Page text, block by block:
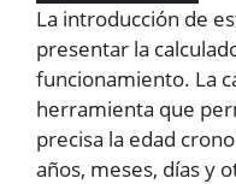
La introducción de
presentar la
funcionamiento. La
herramienta que
precisa la edad
años, meses, días y